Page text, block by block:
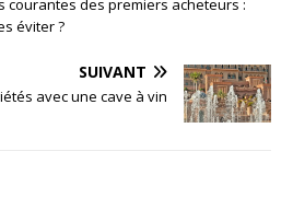
courantes des premiers acheteurs :
éviter ?
SUIVANT
avec une cave à vin